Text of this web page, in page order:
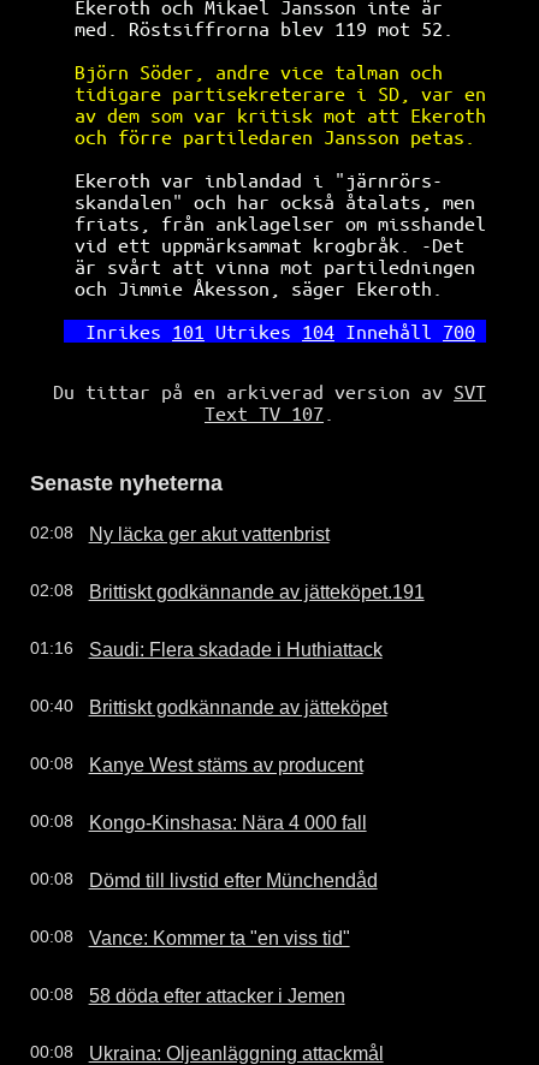
Ekeroth och Mikael Jansson inte är
med. Röstsiffrorna blev 119 mot 52.
Björn Söder, andre vice talman och
tidigare partisekreterare i SD, var en
av dem som var kritisk mot att Ekeroth
och förre partiledaren Jansson petas.
Ekeroth var inblandad i "järnrörs-
skandalen" och har också åtalats, men
friats, från anklagelser om misshandel
vid ett uppmärksammat krogbråk. -Det
är svårt att vinna mot partiledningen
och Jimmie Åkesson, säger Ekeroth.
Inrikes 101 Utrikes 104 Innehåll 700
Du tittar på en arkiverad version av SVT
Text TV 107
Senaste nyheterna
02:08 Ny läcka ger akut vattenbrist
02:08 Brittiskt godkännande av jätteköpet.191
01:16 Saudi: Flera skadade i Huthiattack
00:40 Brittiskt godkännande av jätteköpet
00:08 Kanye West stäms av producent
00:08 Kongo-Kinshasa: Nära 4 000 fall
00:08 Dömd till livstid efter Münchendåd
00:08 Vance: Kommer ta "en viss tid"
00:08 58 döda efter attacker i Jemen
00:08 Ukraina: Oljeanläggning attackmål